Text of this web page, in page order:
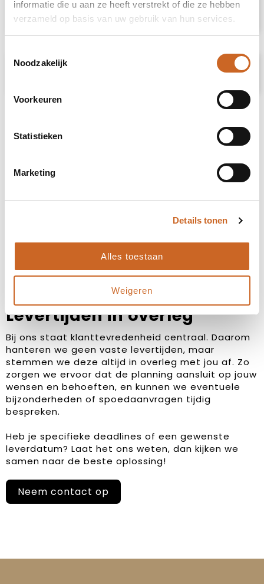
informatie die u aan ze heeft verstrekt of die ze hebben
verzameld op basis van uw gebruik van hun services.
Noodzakelijk
Voorkeuren
Statistieken
Marketing
Details tonen
Alles toestaan
Weigeren
Specificaties
Prijsspecificaties
Levertijden in overleg
Bij ons staat klanttevredenheid centraal. Daarom
hanteren we geen vaste levertijden, maar
stemmen we deze altijd in overleg met jou af. Zo
zorgen we ervoor dat de planning aansluit op jouw
wensen en behoeften, en kunnen we eventuele
bijzonderheden of spoedaanvragen tijdig
bespreken.
Heb je specifieke deadlines of een gewenste
leverdatum? Laat het ons weten, dan kijken we
samen naar de beste oplossing!
Neem contact op